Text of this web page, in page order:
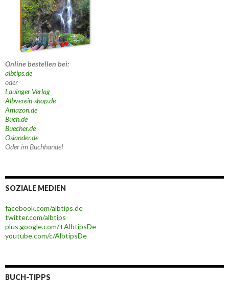
Online bestellen bei:
albtips.de
oder
Lauinger Verlag
Albverein-shop.de
Amazon.de
Buch.de
Buecher.de
Osiander.de
Oder im Buchhandel
SOZIALE MEDIEN
facebook.com/albtips.de
twitter.com/albtips
plus.google.com/+AlbtipsDe
youtube.com/c/AlbtipsDe
BUCH-TIPPS